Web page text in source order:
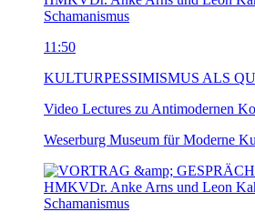
11:50
KULTURPESSIMISMUS ALS
Video Lectures zu Antimodernen
Weserburg Museum für Moderne